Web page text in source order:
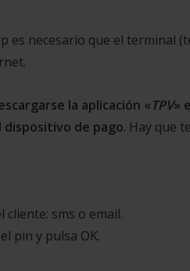
es necesario que el terminal
la aplicación «TPV»
de pago. Hay que
sms o email.
pin y pulsa OK.